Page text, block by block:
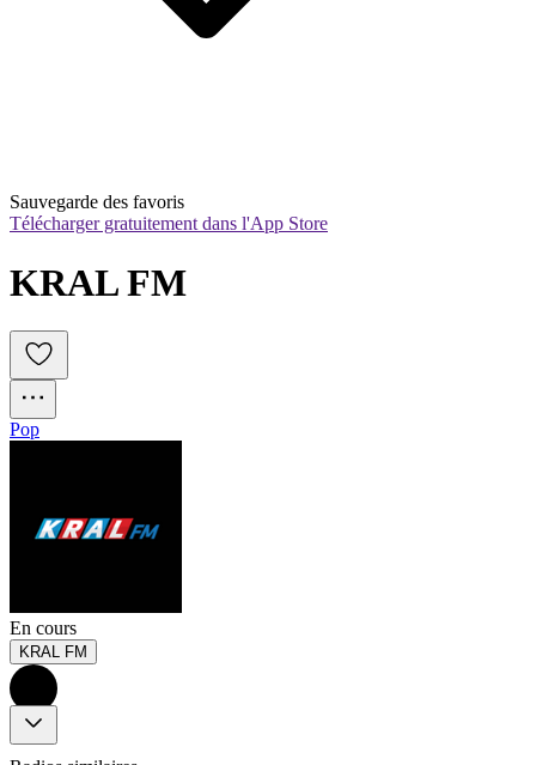
Sauvegarde des favoris
Télécharger gratuitement dans l'App Store
KRAL FM
Pop
En cours
KRAL FM